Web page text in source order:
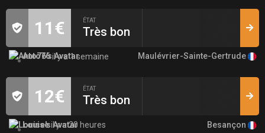
11€ ÉTAT
Très bon
Anto76il y a 1 semaine Maulévrier-Sainte-Gertrude
12€ ÉTAT
Très bon
Louiseil y a 20 heures Besançon